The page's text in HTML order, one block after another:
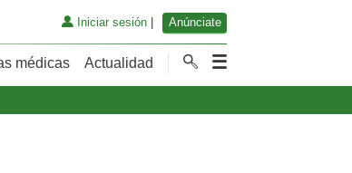
Iniciar sesión| Anúnciate
médicas Actualidad